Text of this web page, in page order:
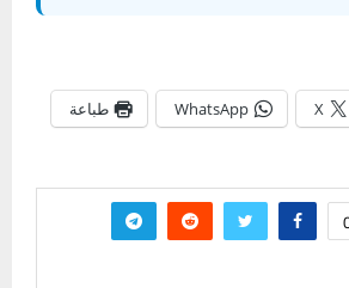
X
WhatsApp طباعة